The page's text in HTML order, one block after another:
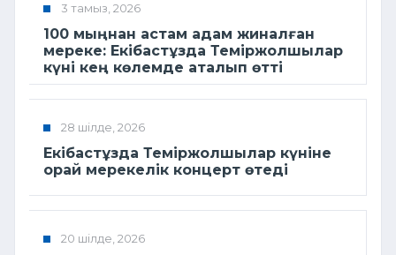
3 тамыз, 2026
100 мыңнан астам адам жиналған
мереке: Екібастұзда Теміржолшылар
күні кең көлемде аталып өтті
28 шілде, 2026
Екібастұзда Теміржолшылар күніне
орай мерекелік концерт өтеді
20 шілде, 2026